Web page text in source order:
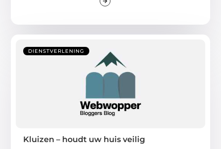
DIENSTVERLENING
Kluizen – houdt uw huis veilig